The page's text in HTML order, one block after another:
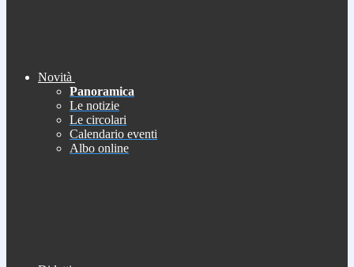
Novità
Panoramica
Le notizie
Le circolari
Calendario eventi
Albo online